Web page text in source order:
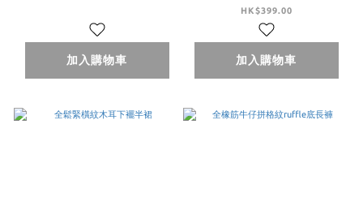
加入購物車
HK$399.00
加入購物車